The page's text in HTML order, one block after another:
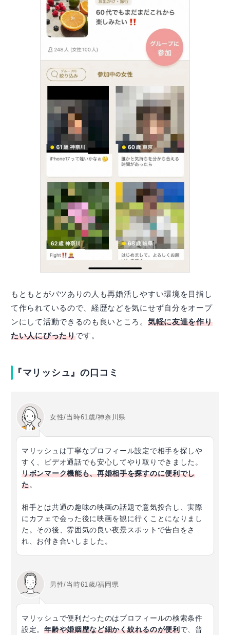
もともとがバツありの人も再婚活しやすい環境を目指し
て作られているので、経歴などを気にせず自分をオープ
ンにして活動できるのも良いところ。 気軽に友達を作り
たい人にぴったりです。
『マリッシュ』の口コミ
女性/当時61歳/神奈川県
マリッシュは丁寧なプロフィール設定で相手を探しや
すく、ビデオ通話でも安心してやり取りできました。
リボンマーク機能も、再婚相手を探すのに便利でし
た。
相手とは共通の趣味の映画の話題で意気投合し、実際
にカフェで会った後に映画を観に行くことになりまし
た。その後、雰囲気の良い夜景スポットで告白をさ
れ、お付き合いしました。
男性/当時61歳/福岡県
マリッシュで便利だったのはプロフィールの検索条件
設定。年齢や婚姻歴など細かく絞れるのが便利で、普